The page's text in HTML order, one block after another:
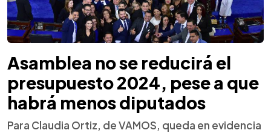
Asamblea no se reducirá el
presupuesto 2024, pese a que
habrá menos diputados
Para Claudia Ortiz, de VAMOS, queda en evidencia